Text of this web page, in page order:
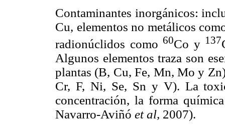
Contaminantes inorgánicos:
Cu, elementos no metálicos
radionúclidos como 60Co y 137
Algunos elementos traza son
plantas (B, Cu, Fe, Mn, Mo y
Cr, F, Ni, Se, Sn y V). La
concentración, la forma
Navarro-Aviñó et al, 2007).